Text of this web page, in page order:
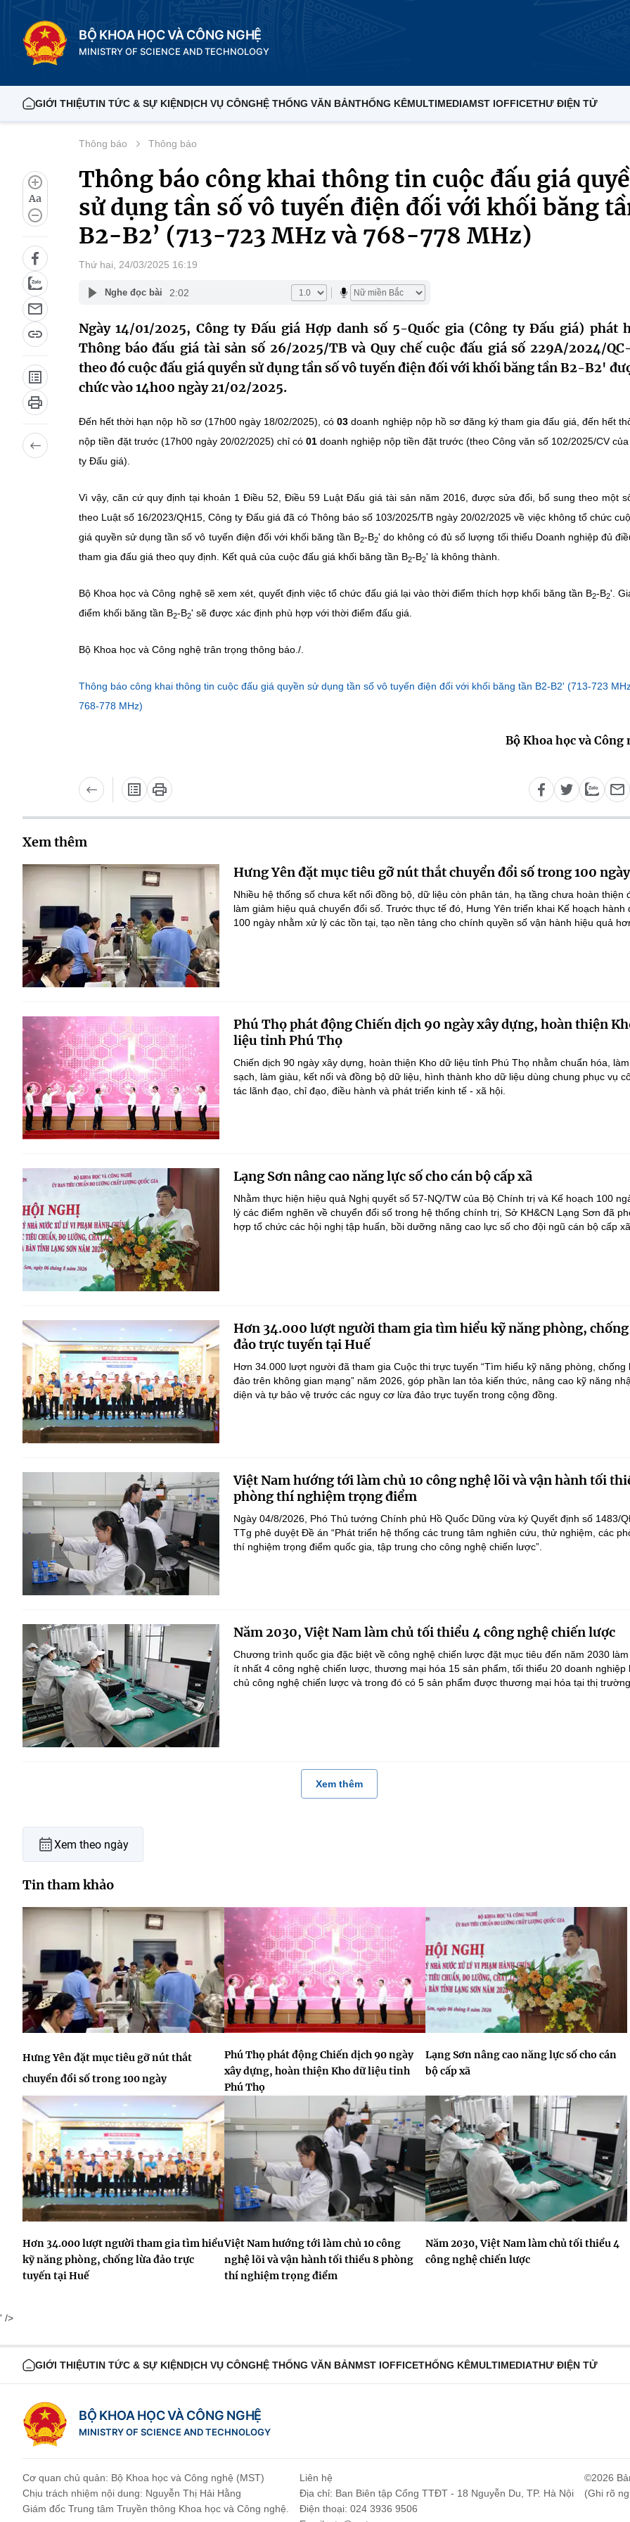
BỘ KHOA HỌC VÀ CÔNG NGHỆ
MINISTRY OF SCIENCE AND TECHNOLOGY
GIỚI THIỆUTIN TỨC & SỰ KIỆNDỊCH VỤ CÔNGHỆ THỐNG VĂN BẢNTHỐNG KÊMULTIMEDIAMST IOFFICETHƯ ĐIỆN TỬ
Aa
Thông báo Thông báo
Thông báo công khai thông tin cuộc đấu giá
sử dụng tần số vô tuyến điện đối với khối băng
B2-B2’ (713-723 MHz và 768-778 MHz)
Thứ hai, 24/03/2025 16:19
Nghe đọc bài 2:02
Ngày 14/01/2025, Công ty Đấu giá Hợp danh số 5-Quốc gia (Công ty Đấu giá) phát
Thông báo đấu giá tài sản số 26/2025/TB và Quy chế cuộc đấu giá số 229A/2024/
theo đó cuộc đấu giá quyền sử dụng tần số vô tuyến điện đối với khối băng tần B2-B2'
chức vào 14h00 ngày 21/02/2025.
Đến hết thời hạn nộp hồ sơ (17h00 ngày 18/02/2025), có03doanh nghiệp nộp hồ sơ đăng ký tham gia đấu giá, đến hết
nộp tiền đặt trước (17h00 ngày 20/02/2025) chỉ có 01 doanh nghiệp nộp tiền đặt trước (theo Công văn số 102/2025/CV của
ty Đấu giá).
Vì vậy, căn cứ quy định tại khoản 1 Điều 52, Điều 59 Luật Đấu giá tài sản năm 2016, được sửa đổi, bổ sung theo một
theo Luật số 16/2023/QH15, Công ty Đấu giá đã có Thông báo số 103/2025/TB ngày 20/02/2025 về việc không tổ chức
giá quyền sử dụng tần số vô tuyến điện đối với khối băng tần B2-B2' do không có đủ số lượng tối thiểu Doanh nghiệp đủ
tham gia đấu giá theo quy định. Kết quả của cuộc đấu giá khối băng tần B2-B2' là không thành.
Bộ Khoa học và Công nghệ sẽ xem xét, quyết định việc tổ chức đấu giá lại vào thời điểm thích hợp khối băng tần B2-B2'.
điểm khối băng tần B2-B2' sẽ được xác định phù hợp với thời điểm đấu giá.
Bộ Khoa học và Công nghệ trân trọng thông báo./.
Thông báo công khai thông tin cuộc đấu giá quyền sử dụng tần số vô tuyến điện đối với khối băng tần B2-B2' (713-723
768-778 MHz)
Bộ Khoa học và Công
Xem thêm
Hưng Yên đặt mục tiêu gỡ nút thắt chuyển đổi số trong 100 ngày
Nhiều hệ thống số chưa kết nối đồng bộ, dữ liệu còn phân tán, hạ tầng chưa hoàn thiện
làm giảm hiệu quả chuyển đổi số. Trước thực tế đó, Hưng Yên triển khai Kế hoạch hành
100 ngày nhằm xử lý các tồn tại, tạo nền tảng cho chính quyền số vận hành hiệu quả
Phú Thọ phát động Chiến dịch 90 ngày xây dựng, hoàn thiện
liệu tỉnh Phú Thọ
Chiến dịch 90 ngày xây dựng, hoàn thiện Kho dữ liệu tỉnh Phú Thọ nhằm chuẩn hóa, làm
sạch, làm giàu, kết nối và đồng bộ dữ liệu, hình thành kho dữ liệu dùng chung phục vụ
tác lãnh đạo, chỉ đạo, điều hành và phát triển kinh tế - xã hội.
Lạng Sơn nâng cao năng lực số cho cán bộ cấp xã
Nhằm thực hiện hiệu quả Nghị quyết số 57-NQ/TW của Bộ Chính trị và Kế hoạch 100
lý các điểm nghẽn về chuyển đổi số trong hệ thống chính trị, Sở KH&CN Lạng Sơn đã
hợp tổ chức các hội nghị tập huấn, bồi dưỡng năng cao lực số cho đội ngũ cán bộ cấp
Hơn 34.000 lượt người tham gia tìm hiểu kỹ năng phòng,
đảo trực tuyến tại Huế
Hơn 34.000 lượt người đã tham gia Cuộc thi trực tuyến “Tìm hiểu kỹ năng phòng, chống
đảo trên không gian mạng” năm 2026, góp phần lan tỏa kiến thức, nâng cao kỹ năng
diện và tự bảo vệ trước các nguy cơ lừa đảo trực tuyến trong cộng đồng.
Việt Nam hướng tới làm chủ 10 công nghệ lõi và vận hành tối
phòng thí nghiệm trọng điểm
Ngày 04/8/2026, Phó Thủ tướng Chính phủ Hồ Quốc Dũng vừa ký Quyết định số 1483/
TTg phê duyệt Đề án “Phát triển hệ thống các trung tâm nghiên cứu, thử nghiệm, các
thí nghiệm trọng điểm quốc gia, tập trung cho công nghệ chiến lược”.
Năm 2030, Việt Nam làm chủ tối thiểu 4 công nghệ chiến lược
Chương trình quốc gia đặc biệt về công nghệ chiến lược đặt mục tiêu đến năm 2030 làm
ít nhất 4 công nghệ chiến lược, thương mại hóa 15 sản phẩm, tối thiểu 20 doanh nghiệp
chủ công nghệ chiến lược và trong đó có 5 sản phẩm được thương mại hóa tại thị
Xem thêm
Xem theo ngày
Tin tham khảo
Hưng Yên đặt mục tiêu gỡ nút thắt
chuyển đổi số trong 100 ngày
Phú Thọ phát động Chiến dịch 90 ngày
xây dựng, hoàn thiện Kho dữ liệu tỉnh
Phú Thọ
Lạng Sơn nâng cao năng lực số cho cán
bộ cấp xã
Hơn 34.000 lượt người tham gia tìm hiểu
kỹ năng phòng, chống lừa đảo trực
tuyến tại Huế
Việt Nam hướng tới làm chủ 10 công
nghệ lõi và vận hành tối thiểu 8 phòng
thí nghiệm trọng điểm
Năm 2030, Việt Nam làm chủ tối thiểu 4
công nghệ chiến lược
' />
GIỚI THIỆUTIN TỨC & SỰ KIỆNDỊCH VỤ CÔNGHỆ THỐNG VĂN BẢNMST IOFFICETHỐNG KÊMULTIMEDIATHƯ ĐIỆN TỬ
BỘ KHOA HỌC VÀ CÔNG NGHỆ
MINISTRY OF SCIENCE AND TECHNOLOGY
Cơ quan chủ quản: Bộ Khoa học và Công nghệ (MST)
Chịu trách nhiệm nội dung: Nguyễn Thị Hải Hằng
Giám đốc Trung tâm Truyền thông Khoa học và Công nghệ.
Liên hệ
Địa chỉ: Ban Biên tập Cổng TTĐT - 18 Nguyễn Du, TP. Hà Nội
Điện thoại: 024 3936 9506
©2026
(Ghi rõ